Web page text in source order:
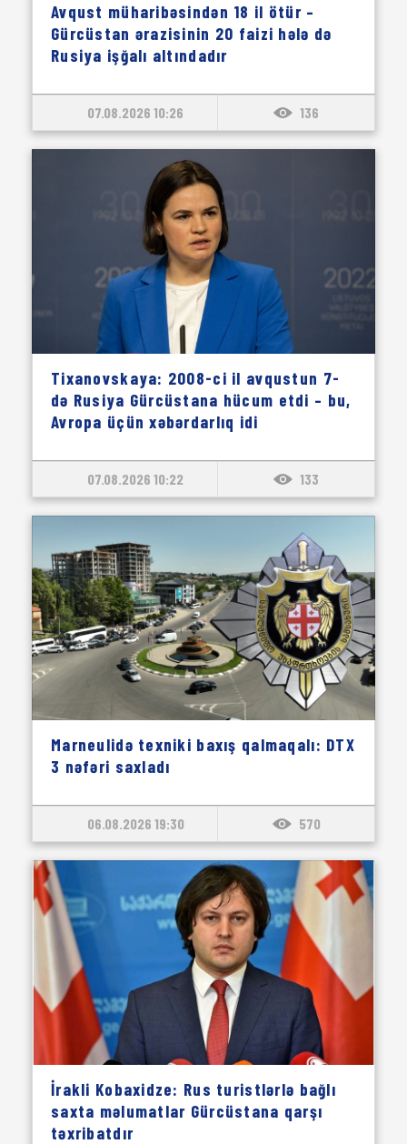
Avqust müharibəsindən 18 il ötür –
Gürcüstan ərazisinin 20 faizi hələ də
Rusiya işğalı altındadır
07.08.2026 10:26 136
Tixanovskaya: 2008-ci il avqustun 7-
də Rusiya Gürcüstana hücum etdi – bu,
Avropa üçün xəbərdarlıq idi
07.08.2026 10:22 133
Marneulidə texniki baxış qalmaqalı: DTX
3 nəfəri saxladı
06.08.2026 19:30 570
İrakli Kobaxidze: Rus turistlərlə bağlı
saxta məlumatlar Gürcüstana qarşı
təxribatdır